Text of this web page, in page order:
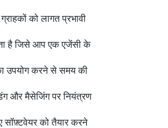
को लागत प्रभावी
है जिसे आप एक एजेंसी के
उपयोग करने से समय की
और मैसेजिंग पर नियंत्रण
को तैयार करने